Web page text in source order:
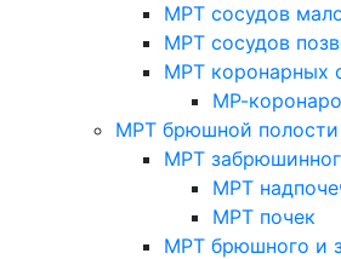
МРТ сосудов
МРТ сосудов
МРТ коронарных
МР-
МРТ брюшной полости
МРТ
МРТ
МРТ почек
МРТ брюшного и